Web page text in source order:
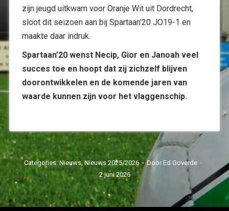
zijn jeugd uitkwam voor Oranje Wit uit Dordrecht,
sloot dit seizoen aan bij Spartaan’20 JO19-1 en
maakte daar indruk.
Spartaan’20 wenst Necip, Gior en Janoah veel
succes toe en hoopt dat zij zichzelf blijven
doorontwikkelen en de komende jaren van
waarde kunnen zijn voor het vlaggenschip.
Categories: Nieuws, Nieuws 2025/2026 Door Ed Goverde
2 juni 2026